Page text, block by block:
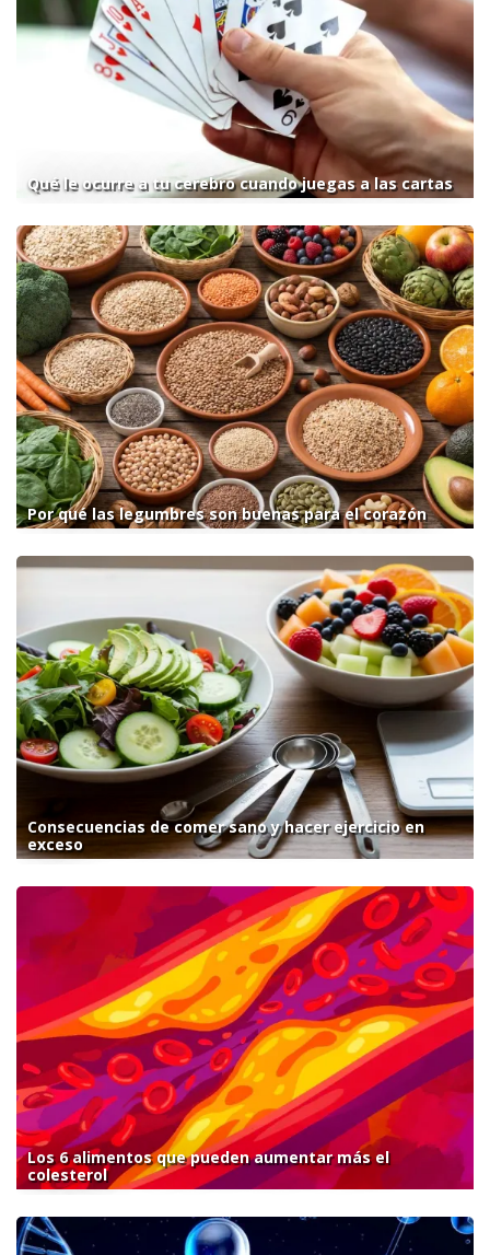
Qué le ocurre a tu cerebro cuando juegas a las cartas
Por qué las legumbres son buenas para el corazón
Consecuencias de comer sano y hacer ejercicio en
exceso
Los 6 alimentos que pueden aumentar más el
colesterol